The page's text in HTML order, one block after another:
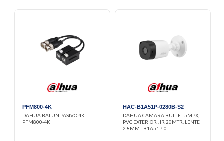
PFM800-4K
DAHUA BALUN PASIVO 4K -
PFM800-4K
HAC-B1A51P-0280B-S2
DAHUA CAMARA BULLET 5MPX,
PVC EXTERIOR , IR 20MTR, LENTE
2.8MM - B1A51P-0...